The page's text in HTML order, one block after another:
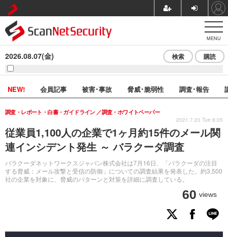
MENU
2026.08.07(金) 検索 購読
NEW! 会員記事 被害･事故 脅威･脆弱性 調査･報告
従業員1,100人の企業で1ヶ月約15件のメール関
連インシデント発生 ～ バラクーダ調査
バラクーダネットワークスジャパン株式会社は7月16日、「バラクーダの注目
する脅威：メール攻撃と受信の防御」についての調査結果を発表した。約3,500
社の企業を対象に、脅威のパターンと対策を詳細に調査している。
調査・レポート・白書・ガイドライン 調査・ホワイトペーパー
60 views
2021.7.20 Tue 8:05